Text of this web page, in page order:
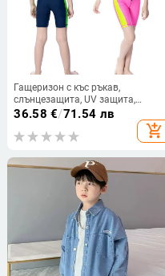
Гащеризон с къс ръкав,
слънцезащита, UV защита,
дишащ, бързосъхнещ, за
гмуркане с шнорхел, за момчета
и момичета
36.58 €/71.54 лв
add_shopping_cart